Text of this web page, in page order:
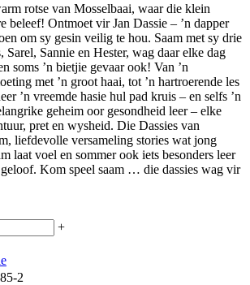
rotse van Mosselbaai, waar die klein
beleef! Ontmoet vir Jan Dassie – ’n dapper
om sy gesin veilig te hou. Saam met sy drie
Sannie en Hester, wag daar elke dag
soms ’n bietjie gevaar ook! Van ’n
met ’n groot haai, tot ’n hartroerende les
’n vreemde hasie hul pad kruis – en selfs ’n
geheim oor gesondheid leer – elke
pret en wysheid. Die Dassies van
liefdevolle versameling stories wat jong
laat voel en sommer ook iets besonders leer
Kom speel saam … die dassies wag vir
2